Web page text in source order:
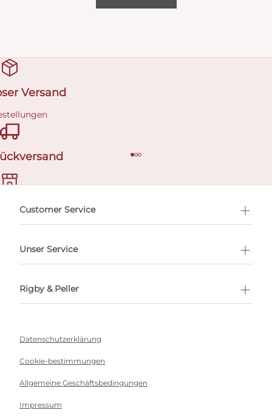
Versand
buchen
Customer Service
Unser Service
Rigby & Peller
Datenschutzerklärung
Cookie-bestimmungen
Allgemeine Geschäftsbedingungen
Impressum